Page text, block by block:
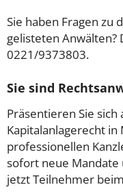
Sie haben Fragen zu
gelisteten Anwälten?
0221/9373803.
Sie sind
Präsentieren Sie
Kapitalanlagerecht
professionellen
sofort neue Mandate
jetzt Teilnehmer